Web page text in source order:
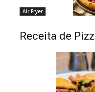
Air Fryer
Receita de